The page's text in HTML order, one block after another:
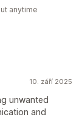
anytime
10. září 2025
unwanted
and